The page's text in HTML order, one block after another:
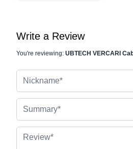
Write a Review
You're reviewing:
Review